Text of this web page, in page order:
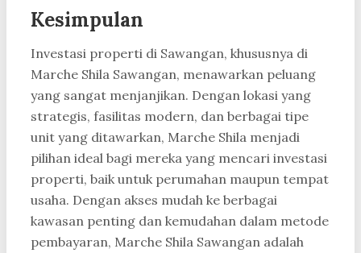
Kesimpulan
Investasi properti di Sawangan, khususnya di
Marche Shila Sawangan, menawarkan peluang
yang sangat menjanjikan. Dengan lokasi yang
strategis, fasilitas modern, dan berbagai tipe
unit yang ditawarkan, Marche Shila menjadi
pilihan ideal bagi mereka yang mencari investasi
properti, baik untuk perumahan maupun tempat
usaha. Dengan akses mudah ke berbagai
kawasan penting dan kemudahan dalam metode
pembayaran, Marche Shila Sawangan adalah